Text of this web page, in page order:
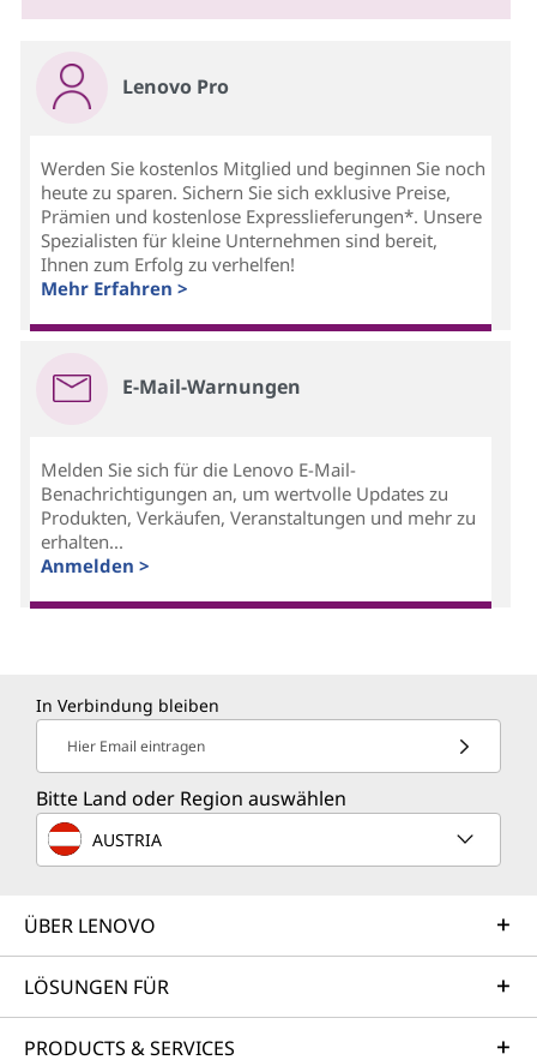
Lenovo Pro
Werden Sie kostenlos Mitglied und beginnen Sie noch
heute zu sparen. Sichern Sie sich exklusive Preise,
Prämien und kostenlose Expresslieferungen*. Unsere
Spezialisten für kleine Unternehmen sind bereit,
Ihnen zum Erfolg zu verhelfen!
Mehr Erfahren >
E-Mail-Warnungen
Melden Sie sich für die Lenovo E-Mail-
Benachrichtigungen an, um wertvolle Updates zu
Produkten, Verkäufen, Veranstaltungen und mehr zu
erhalten...
Anmelden >
In Verbindung bleiben
Hier Email eintragen
Bitte Land oder Region auswählen
AUSTRIA
ÜBER LENOVO
LÖSUNGEN FÜR
PRODUCTS & SERVICES